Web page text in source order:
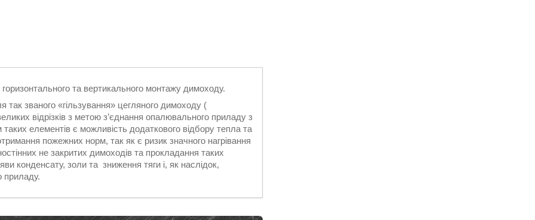
та вертикального монтажу димоходу.
так званого «гільзування» цегляного димоходу (
відрізків з метою з’єднання опалювального приладу з
елементів є можливість додаткового відбору тепла та
пожежних норм, так як є ризик значного нагрівання
не закритих димоходів та прокладання таких
конденсату, золи та зниження тяги і, як наслідок,
приладу.